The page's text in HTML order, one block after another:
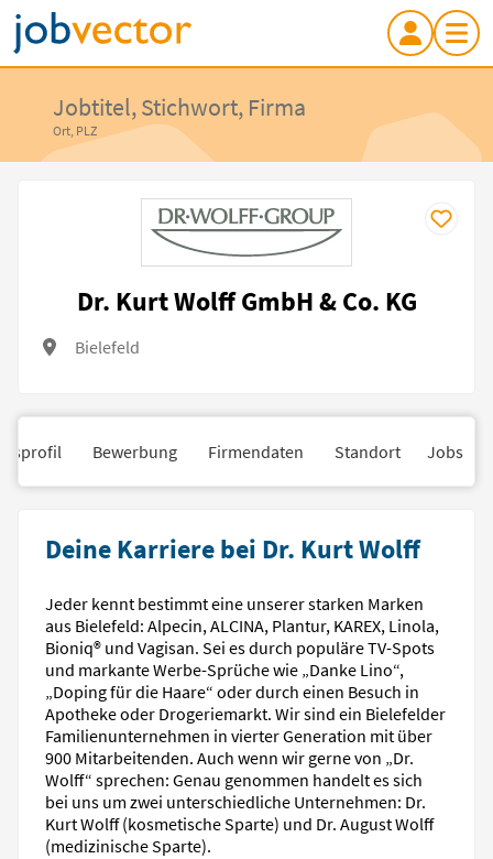
Jobtitel, Stichwort, Firma
Ort, PLZ
Dr. Kurt Wolff GmbH & Co. KG
Bielefeld
Bewerbung Firmendaten Standort Jobs
Deine Karriere bei Dr. Kurt Wolff
Jeder kennt bestimmt eine unserer starken Marken
aus Bielefeld: Alpecin, ALCINA, Plantur, KAREX, Linola,
Bioniq® und Vagisan. Sei es durch populäre TV-Spots
und markante Werbe-Sprüche wie „Danke Lino“,
„Doping für die Haare“ oder durch einen Besuch in
Apotheke oder Drogeriemarkt. Wir sind ein Bielefelder
Familienunternehmen in vierter Generation mit über
900 Mitarbeitenden. Auch wenn wir gerne von „Dr.
Wolff“ sprechen: Genau genommen handelt es sich
bei uns um zwei unterschiedliche Unternehmen: Dr.
Kurt Wolff (kosmetische Sparte) und Dr. August Wolff
(medizinische Sparte).